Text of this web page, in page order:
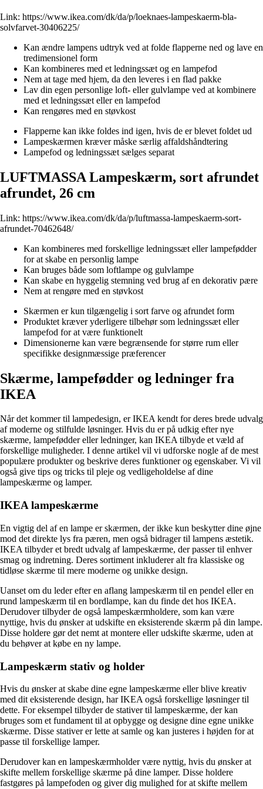
Link: https://www.ikea.com/dk/da/p/loeknaes-lampeskaerm-bla-
solvfarvet-30406225/
Kan ændre lampens udtryk ved at folde flapperne ned og lave en
tredimensionel form
Kan kombineres med et ledningssæt og en lampefod
Nem at tage med hjem, da den leveres i en flad pakke
Lav din egen personlige loft- eller gulvlampe ved at kombinere
med et ledningssæt eller en lampefod
Kan rengøres med en støvkost
Flapperne kan ikke foldes ind igen, hvis de er blevet foldet ud
Lampeskærmen kræver måske særlig affaldshåndtering
Lampefod og ledningssæt sælges separat
LUFTMASSA Lampeskærm, sort afrundet
afrundet, 26 cm
Link: https://www.ikea.com/dk/da/p/luftmassa-lampeskaerm-sort-
afrundet-70462648/
Kan kombineres med forskellige ledningssæt eller lampefødder
for at skabe en personlig lampe
Kan bruges både som loftlampe og gulvlampe
Kan skabe en hyggelig stemning ved brug af en dekorativ pære
Nem at rengøre med en støvkost
Skærmen er kun tilgængelig i sort farve og afrundet form
Produktet kræver yderligere tilbehør som ledningssæt eller
lampefod for at være funktionelt
Dimensionerne kan være begrænsende for større rum eller
specifikke designmæssige præferencer
Skærme, lampefødder og ledninger fra
IKEA
Når det kommer til lampedesign, er IKEA kendt for deres brede udvalg
af moderne og stilfulde løsninger. Hvis du er på udkig efter nye
skærme, lampefødder eller ledninger, kan IKEA tilbyde et væld af
forskellige muligheder. I denne artikel vil vi udforske nogle af de mest
populære produkter og beskrive deres funktioner og egenskaber. Vi vil
også give tips og tricks til pleje og vedligeholdelse af dine
lampeskærme og lamper.
IKEA lampeskærme
En vigtig del af en lampe er skærmen, der ikke kun beskytter dine øjne
mod det direkte lys fra pæren, men også bidrager til lampens æstetik.
IKEA tilbyder et bredt udvalg af lampeskærme, der passer til enhver
smag og indretning. Deres sortiment inkluderer alt fra klassiske og
tidløse skærme til mere moderne og unikke design.
Uanset om du leder efter en aflang lampeskærm til en pendel eller en
rund lampeskærm til en bordlampe, kan du finde det hos IKEA.
Derudover tilbyder de også lampeskærmholdere, som kan være
nyttige, hvis du ønsker at udskifte en eksisterende skærm på din lampe.
Disse holdere gør det nemt at montere eller udskifte skærme, uden at
du behøver at købe en ny lampe.
Lampeskærm stativ og holder
Hvis du ønsker at skabe dine egne lampeskærme eller blive kreativ
med dit eksisterende design, har IKEA også forskellige løsninger til
dette. For eksempel tilbyder de stativer til lampeskærme, der kan
bruges som et fundament til at opbygge og designe dine egne unikke
skærme. Disse stativer er lette at samle og kan justeres i højden for at
passe til forskellige lamper.
Derudover kan en lampeskærmholder være nyttig, hvis du ønsker at
skifte mellem forskellige skærme på dine lamper. Disse holdere
fastgøres på lampefoden og giver dig mulighed for at skifte mellem